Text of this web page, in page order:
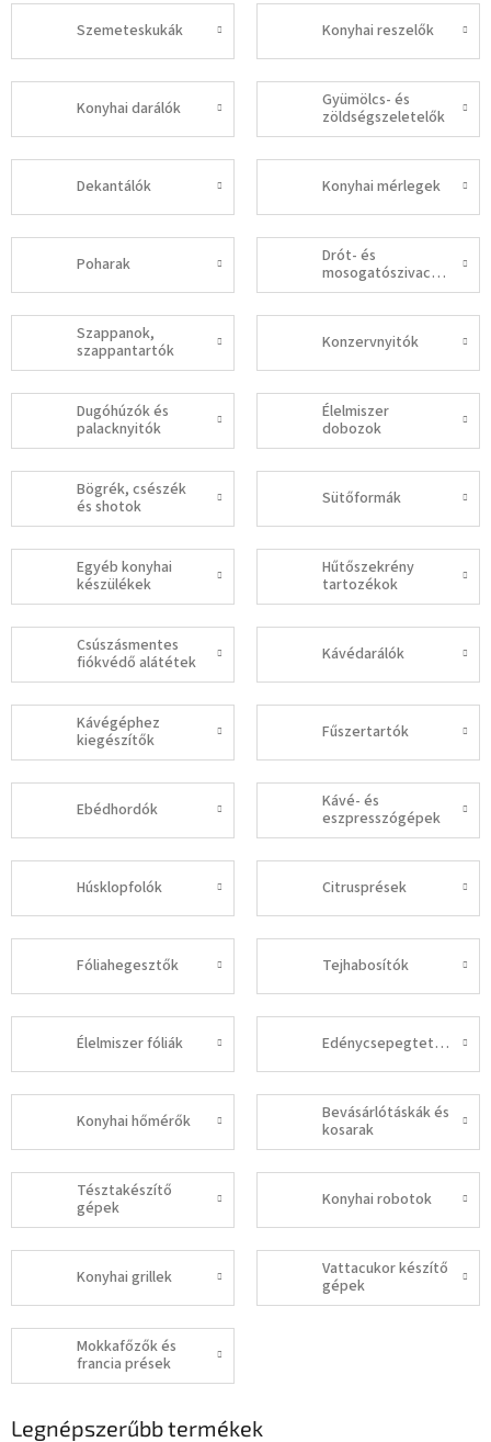
Szemeteskukák Konyhai reszelők
Konyhai darálók
Gyümölcs- és
zöldségszeletelők
Dekantálók Konyhai mérlegek
Poharak
Drót- és
mosogatószivacsok
Szappanok,
szappantartók
Konzervnyitók
Dugóhúzók és
palacknyitók
Élelmiszer
dobozok
Bögrék, csészék
és shotok
Sütőformák
Egyéb konyhai
készülékek
Hűtőszekrény
tartozékok
Csúszásmentes
fiókvédő alátétek
Kávédarálók
Kávégéphez
kiegészítők
Fűszertartók
Ebédhordók
Kávé- és
eszpresszógépek
Húsklopfolók Citrusprések
Fóliahegesztők Tejhabosítók
Élelmiszer fóliák Edénycsepegtetők
Konyhai hőmérők
Bevásárlótáskák és
kosarak
Tésztakészítő
gépek
Konyhai robotok
Konyhai grillek
Vattacukor készítő
gépek
Mokkafőzők és
francia prések
Legnépszerűbb termékek